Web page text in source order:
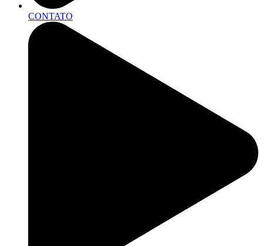
CONTATO